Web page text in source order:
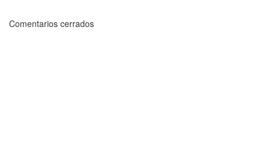
Comentarios cerrados